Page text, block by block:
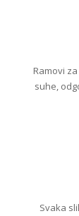
Ramovi
suhe,
Svaka